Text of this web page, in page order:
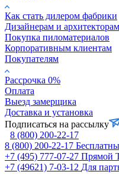
Как стать дилером фабрики
Дизайнерам и архитекторам
Покупка пиломатериалов
Корпоративным клиентам
Покупателям
Рассрочка 0%
Оплата
Выезд замерщика
Доставка и установка
Подписаться на рассылку
8 (800) 200-22-17
8 (800) 200-22-17
+7 (495) 777-07-27 Прямой
+7 (49621) 7-03-12 Для